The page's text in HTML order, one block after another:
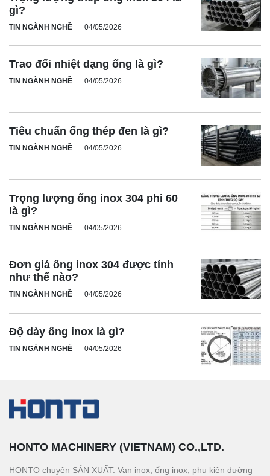
gì?
TIN NGÀNH NGHỀ 04/05/2026
Trao đổi nhiệt dạng ống là gì?
TIN NGÀNH NGHỀ 04/05/2026
Tiêu chuẩn ống thép đen là gì?
TIN NGÀNH NGHỀ 04/05/2026
Trọng lượng ống inox 304 phi 60
là gì?
TIN NGÀNH NGHỀ 04/05/2026
Đơn giá ống inox 304 được tính
như thế nào?
TIN NGÀNH NGHỀ 04/05/2026
Độ dày ống inox là gì?
TIN NGÀNH NGHỀ 04/05/2026
HONTO MACHINERY (VIETNAM) CO.,LTD.
HONTO chuyên SẢN XUẤT: Van inox, ống inox; phụ kiện đường